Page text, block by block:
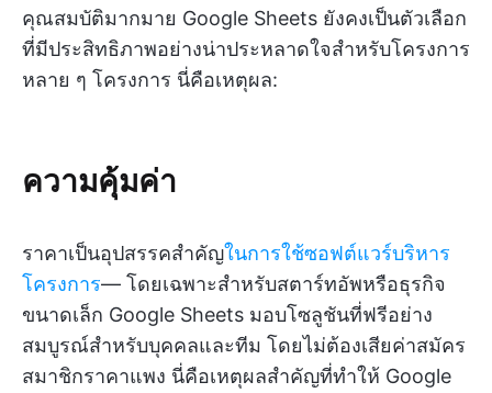
คุณสมบัติมากมาย Google Sheets ยังคงเป็นตัวเลือก
ที่มีประสิทธิภาพอย่างน่าประหลาดใจสำหรับโครงการ
หลาย ๆ โครงการ นี่คือเหตุผล:
ความคุ้มค่า
ราคาเป็นอุปสรรคสำคัญในการใช้ซอฟต์แวร์บริหาร
โครงการ— โดยเฉพาะสำหรับสตาร์ทอัพหรือธุรกิจ
ขนาดเล็ก Google Sheets มอบโซลูชันที่ฟรีอย่าง
สมบูรณ์สำหรับบุคคลและทีม โดยไม่ต้องเสียค่าสมัคร
สมาชิกราคาแพง นี่คือเหตุผลสำคัญที่ทำให้ Google